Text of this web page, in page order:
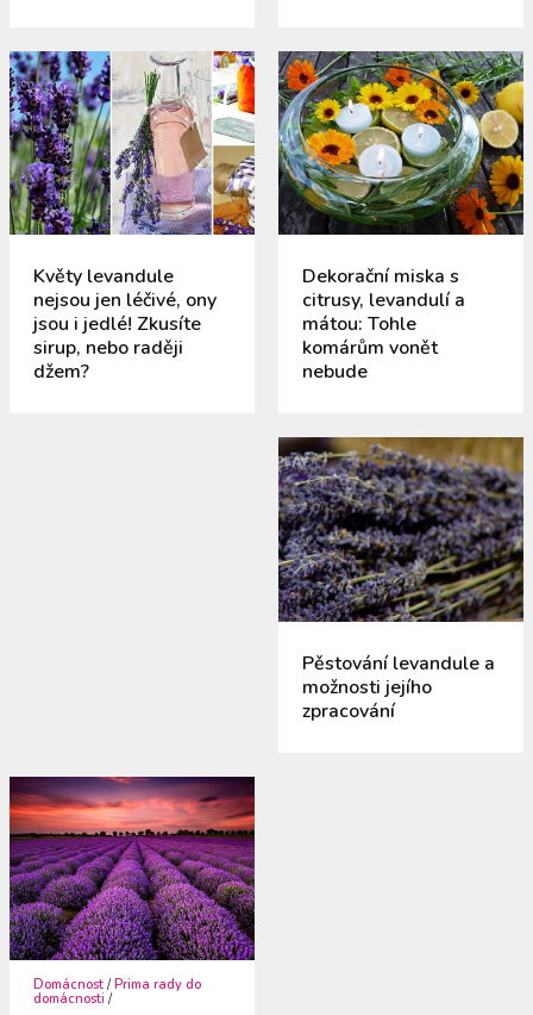
Květy levandule
nejsou jen léčivé, ony
jsou i jedlé! Zkusíte
sirup, nebo raději
džem?
Dekorační miska s
citrusy, levandulí a
mátou: Tohle
komárům vonět
nebude
Pěstování levandule a
možnosti jejího
zpracování
Domácnost / Prima rady do
domácnosti /